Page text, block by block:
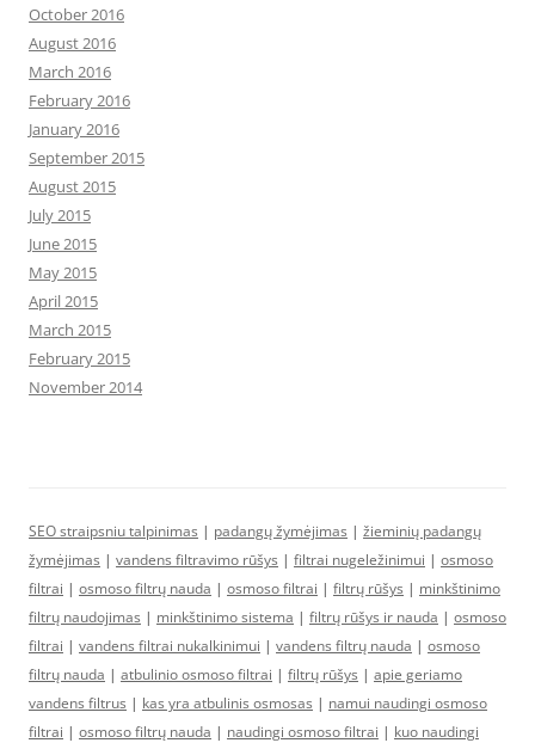
October 2016
August 2016
March 2016
February 2016
January 2016
September 2015
August 2015
July 2015
June 2015
May 2015
April 2015
March 2015
February 2015
November 2014
SEO straipsniu talpinimas | padangų žymėjimas | žieminių padangų
žymėjimas | vandens filtravimo rūšys | filtrai nugeležinimui | osmoso
filtrai | osmoso filtrų nauda | osmoso filtrai | filtrų rūšys | minkštinimo
filtrų naudojimas | minkštinimo sistema | filtrų rūšys ir nauda | osmoso
filtrai | vandens filtrai nukalkinimui | vandens filtrų nauda | osmoso
filtrų nauda | atbulinio osmoso filtrai | filtrų rūšys | apie geriamo
vandens filtrus | kas yra atbulinis osmosas | namui naudingi osmoso
filtrai | osmoso filtrų nauda | naudingi osmoso filtrai | kuo naudingi